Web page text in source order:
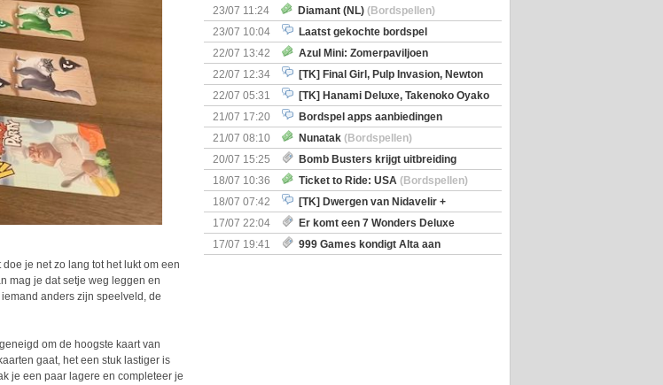
je net zo lang tot het lukt om een
mag je dat setje weg leggen en
anders zijn speelveld, de
om de hoogste kaart van
gaat, het een stuk lastiger is
je een paar lagere en completeer je
(Bordspellen)
23/07 11:24 Diamant (NL) (Bordspellen)
23/07 10:04
Laatst gekochte bordspel
22/07 13:42
Azul Mini: Zomerpaviljoen
(Bordspellen)
22/07 12:34
[TK] Final Girl, Pulp Invasion, Newton
& Great Discoveries
22/07 05:31
[TK] Hanami Deluxe, Takenoko Oyako
bigbox
21/07 17:20
Bordspel apps aanbiedingen
21/07 08:10
Nunatak (Bordspellen)
20/07 15:25
Bomb Busters krijgt uitbreiding
genaamd Pro Kit
18/07 10:36 Ticket to Ride: USA (Bordspellen)
18/07 07:42
[TK] Dwergen van Nidavelir +
Sherlock Holmes Consulting Detective
17/07 22:04
Er komt een 7 Wonders Deluxe
Monsterbox
17/07 19:41 999 Games kondigt Alta aan